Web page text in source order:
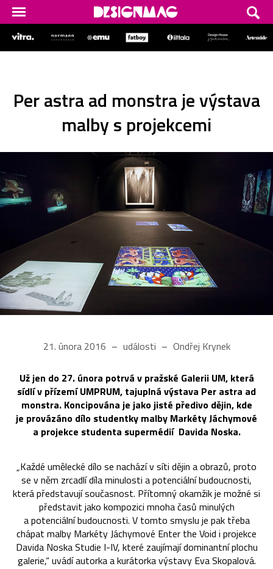
Per astra ad monstra je výstava
malby s projekcemi
21. února 2016 události Ondřej Krynek
Už jen do 27. února potrvá v pražské Galerii UM, která
sídlí v přízemí UMPRUM, tajuplná výstava Per astra ad
monstra. Koncipována je jako jisté předivo dějin, kde
je provázáno dílo studentky malby Markéty Jáchymové
a projekce studenta supermédií Davida Noska.
„Každé umělecké dílo se nachází v síti dějin a obrazů, proto
se v něm zrcadlí díla minulosti a potenciální budoucnosti,
která představují současnost. Přítomný okamžik je možné si
představit jako kompozici mnoha časů minulých
a potenciální budoucnosti. V tomto smyslu je pak třeba
chápat malby Markéty Jáchymové Enter the Void i projekce
Davida Noska Studie I-IV, které zaujímají dominantní plochu
galerie,“ uvádí autorka a kurátorka výstavy Eva Skopalová.